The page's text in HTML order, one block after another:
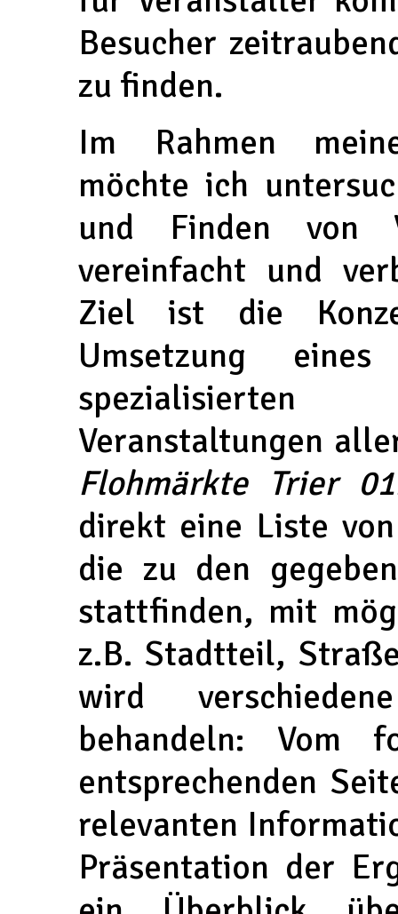
Besucher
zu finden.
Im Rahmen
möchte ich
und Finden von
vereinfacht und
Ziel ist die
Umsetzung
Veranstaltungen
Flohmärkte Trier
direkt eine Liste
die zu den
stattfinden, mit
z.B. Stadtteil,
wird
behandeln: Vom
entsprechenden
relevanten
Präsentation der